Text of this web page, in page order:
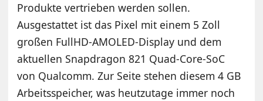
Produkte vertrieben werden sollen.
Ausgestattet ist das Pixel mit einem 5 Zoll
großen FullHD-AMOLED-Display und dem
aktuellen Snapdragon 821 Quad-Core-SoC
von Qualcomm. Zur Seite stehen diesem 4 GB
Arbeitsspeicher, was heutzutage immer noch